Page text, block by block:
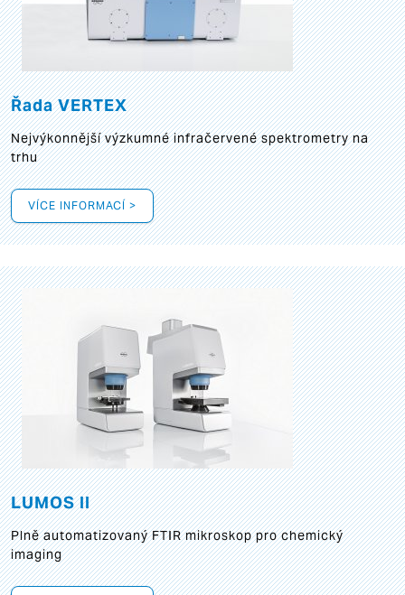
Řada VERTEX
Nejvýkonnější výzkumné infračervené spektrometry na
trhu
VÍCE INFORMACÍ >
LUMOS II
Plně automatizovaný FTIR mikroskop pro chemický
imaging